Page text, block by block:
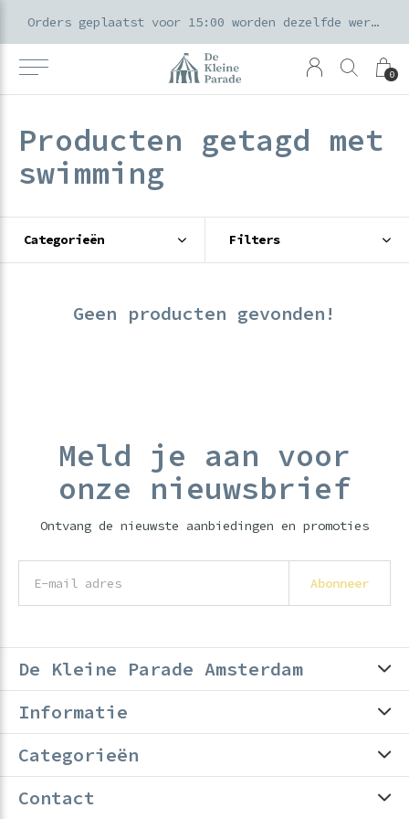
0
Orders geplaatst voor 15:00 worden dezelfde werkdag verzonden
Producten getagd met
swimming
Categorieën Filters
Geen producten gevonden!
Meld je aan voor
onze nieuwsbrief
Ontvang de nieuwste aanbiedingen en promoties
Abonneer
De Kleine Parade Amsterdam
Informatie
Categorieën
Contact